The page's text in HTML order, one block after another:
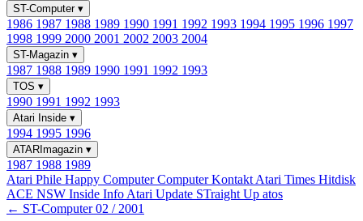
ST-Computer ▾
1986 1987 1988 1989 1990 1991 1992 1993 1994 1995 1996 1997
1998 1999 2000 2001 2002 2003 2004
ST-Magazin ▾
1987 1988 1989 1990 1991 1992 1993
TOS ▾
1990 1991 1992 1993
Atari Inside ▾
1994 1995 1996
ATARImagazin ▾
1987 1988 1989
Atari Phile Happy ComputerComputer Kontakt Atari Times Hitdisk
ACE NSW Inside Info Atari Update STraight Up atos
← ST-Computer 02 / 2001